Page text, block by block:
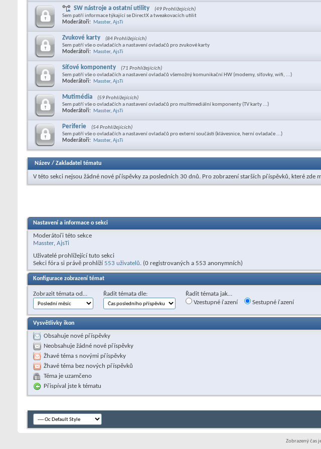
SW nástroje a ostatní utility
(49 Prohlížejících)
Sem patří informace týkající se DirectX a tweakovacích utilit
Moderátoři: Masster, AjsTi
Zvukové karty
(84 Prohlížejících)
Sem patří vše o ovladačích a nastavení ovladačů pro zvukové karty
Moderátoři: Masster, AjsTi
Síťové komponenty
(71 Prohlížejících)
Sem patří vše o ovladačích a nastavení ovladačů všemožný komunikační HW (modemy, síťovky, wifi, ...)
Moderátoři: Masster, AjsTi
Mutimédia
(59 Prohlížejících)
Sem patří vše o ovladačích a nastavení ovladačů pro multimediální komponenty (TV karty ...)
Moderátoři: Masster, AjsTi
Periferie
(54 Prohlížejících)
Sem patří vše o ovladačích a nastavení ovladačů pro externí součásti (klávesnice, herní ovladače ...)
Moderátoři: Masster, AjsTi
Název / Zakladatel tématu
V této sekci nejsou žádné nové příspěvky za posledních 30 dnů. Pro zobrazení starších příspěvků, které zde
Nastavení a informace o sekci
Moderátoři této sekce
Masster, AjsTi
Uživatelé prohlížející tuto sekci
Sekci fóra si právě prohlíží 553 uživatelů. (0 registrovaných a 553 anonymních)
Konfigurace zobrazení témat
Zobrazit témata od… Řadit témata dle:
Řadit témata jak…
Vzestupné řazení
Sestupné řazení
Vysvětlivky ikon
Obsahuje nové příspěvky
Neobsahuje žádné nové příspěvky
Žhavé téma s novými příspěvky
Žhavé téma bez nových příspěvků
Téma je uzamčeno
Přispíval jste k tématu
Zobrazený čas